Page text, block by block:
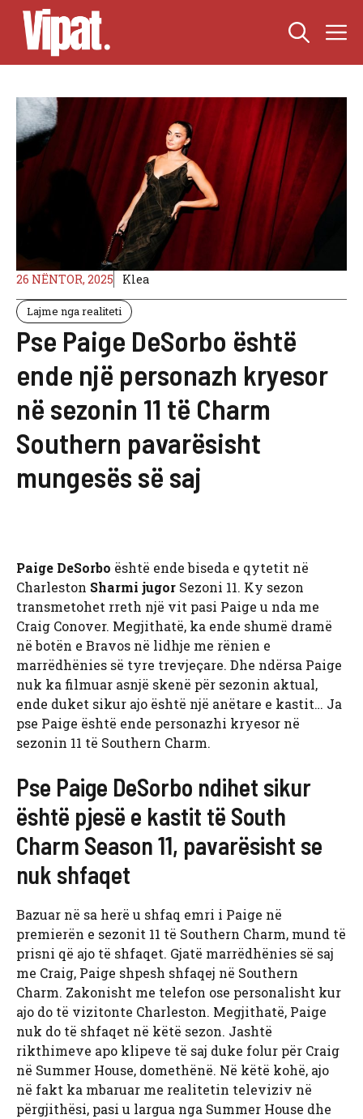
Skip
content
26 NËNTOR, 2025 Klea
Lajme nga realiteti
Pse Paige DeSorbo është
ende një personazh kryesor
në sezonin 11 të Charm
Southern pavarësisht
mungesës së saj
Paige DeSorbo është ende biseda e qytetit në
Charleston Sharmi jugor Sezoni 11. Ky sezon
transmetohet rreth një vit pasi Paige u nda me
Craig Conover. Megjithatë, ka ende shumë dramë
në botën e Bravos në lidhje me rënien e
marrëdhënies së tyre trevjeçare. Dhe ndërsa Paige
nuk ka filmuar asnjë skenë për sezonin aktual,
ende duket sikur ajo është një anëtare e kastit… Ja
pse Paige është ende personazhi kryesor në
sezonin 11 të Southern Charm.
Pse Paige DeSorbo ndihet sikur
është pjesë e kastit të South
Charm Season 11, pavarësisht se
nuk shfaqet
Bazuar në sa herë u shfaq emri i Paige në
premierën e sezonit 11 të Southern Charm, mund të
prisni që ajo të shfaqet. Gjatë marrëdhënies së saj
me Craig, Paige shpesh shfaqej në Southern
Charm. Zakonisht me telefon ose personalisht kur
ajo do të vizitonte Charleston. Megjithatë, Paige
nuk do të shfaqet në këtë sezon. Jashtë
rikthimeve apo klipeve të saj duke folur për Craig
në Summer House, domethënë. Në këtë kohë, ajo
në fakt ka mbaruar me realitetin televiziv në
përgjithësi, pasi u largua nga Summer House dhe